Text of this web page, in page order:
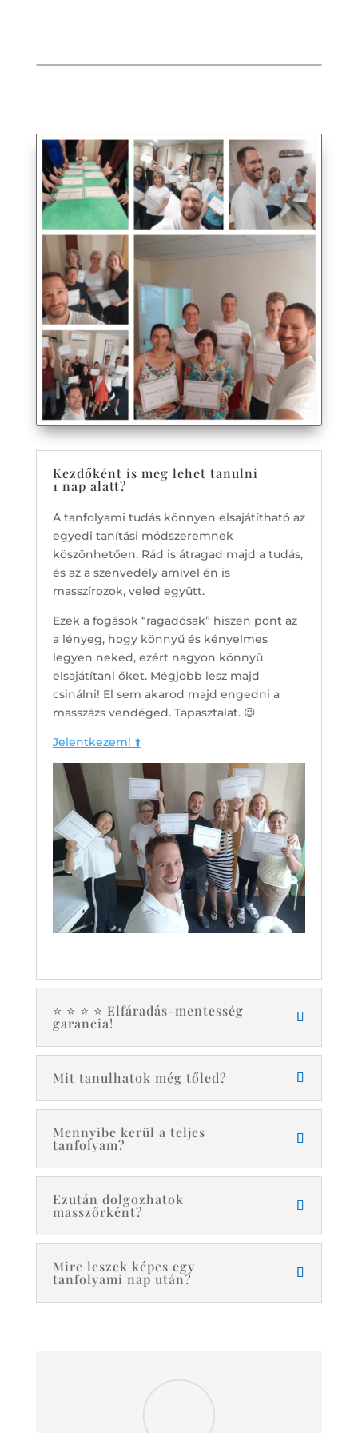
Kezdőként is meg lehet tanulni
1 nap alatt?
A tanfolyami tudás könnyen elsajátítható az
egyedi tanítási módszeremnek
köszönhetően. Rád is átragad majd a tudás,
és az a szenvedély amivel én is
masszírozok, veled együtt.
Ezek a fogások “ragadósak” hiszen pont az
a lényeg, hogy könnyű és kényelmes
legyen neked, ezért nagyon könnyű
elsajátítani őket. Mégjobb lesz majd
csinálni! El sem akarod majd engedni a
masszázs vendéged. Tapasztalat. 😉
Jelentkezem! ⬆️
⭐️ ⭐️ ⭐️ ⭐️ Elfáradás-mentesség
garancia!
Mit tanulhatok még tőled?
Mennyibe kerül a teljes
tanfolyam?
Ezután dolgozhatok
masszőrként?
Mire leszek képes egy
tanfolyami nap után?